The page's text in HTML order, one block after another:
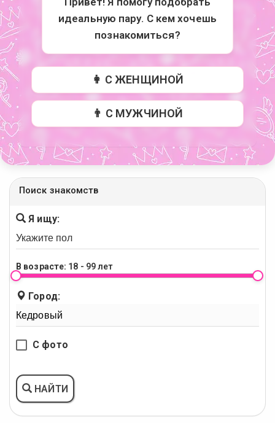
идеальную пару. С кем хочешь
познакомиться?
👩 С ЖЕНЩИНОЙ
👨 С МУЖЧИНОЙ
Поиск знакомств
Я ищу:
В возрасте: 18 - 99 лет
Город:
С фото
НАЙТИ